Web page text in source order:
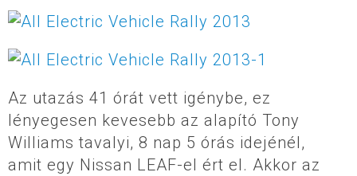
Az utazás 41 órát vett igénybe, ez
lényegesen kevesebb az alapító Tony
Williams tavalyi, 8 nap 5 órás idejénél,
amit egy Nissan LEAF-el ért el. Akkor az